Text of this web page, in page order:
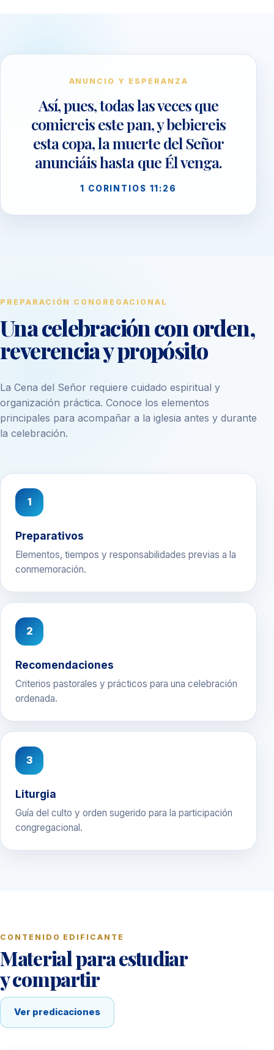
ANUNCIO Y ESPERANZA
Así, pues, todas las veces que
comiereis este pan, y bebiereis
esta copa, la muerte del Señor
anunciáis hasta que Él venga.
1 CORINTIOS 11:26
PREPARACIÓN CONGREGACIONAL
Una celebración con orden,
reverencia y propósito
La Cena del Señor requiere cuidado espiritual y
organización práctica. Conoce los elementos
principales para acompañar a la iglesia antes y durante
la celebración.
1
Preparativos
Elementos, tiempos y responsabilidades previas a la
conmemoración.
2
Recomendaciones
Criterios pastorales y prácticos para una celebración
ordenada.
3
Liturgia
Guía del culto y orden sugerido para la participación
congregacional.
CONTENIDO EDIFICANTE
Material para estudiar
y compartir
Ver predicaciones